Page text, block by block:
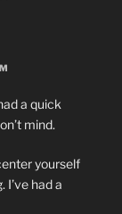
a quick
mind.
yourself
I’ve had a